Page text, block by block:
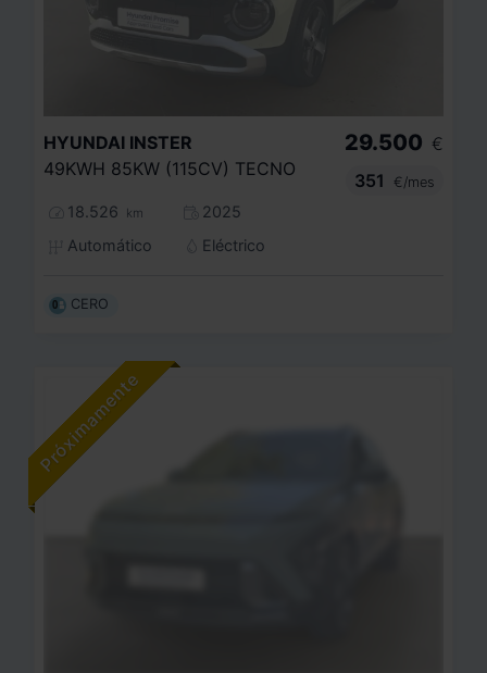
HYUNDAI INSTER
49KWH 85KW (115CV) TECNO
18.526 km
2025
Automático
Eléctrico
29.500 €
351
€/mes
CERO